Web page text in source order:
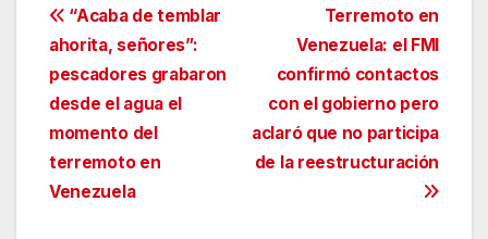
Navegación
de
entradas
Terremoto en
Venezuela: el FMI
confirmó contactos
con el gobierno pero
aclaró que no participa
de la reestructuración
“Acaba de temblar
ahorita, señores”:
pescadores grabaron
desde el agua el
momento del
terremoto en
Venezuela